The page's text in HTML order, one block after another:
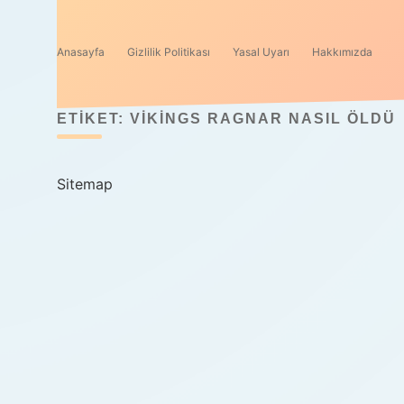
Anasayfa Gizlilik Politikası Yasal Uyarı Hakkımızda
ETIKET: VIKINGS RAGNAR NASIL ÖLDÜ
Sitemap